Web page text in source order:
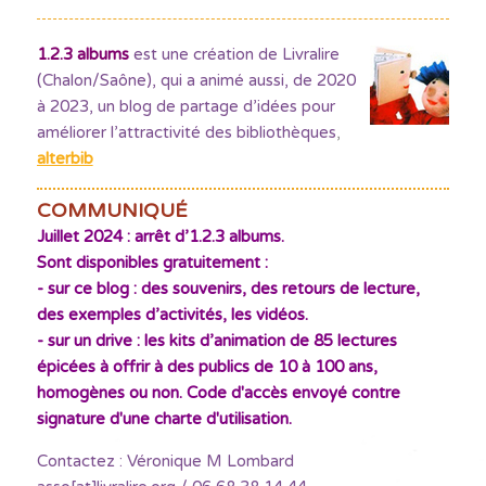
1.2.3 albumsest une création de Livralire
(Chalon/Saône), qui a animé aussi, de 2020
à 2023, un blog de partage d’idées pour
améliorer l’attractivité des bibliothèques,
alterbib
COMMUNIQUÉ
Juillet 2024 : arrêt d’1.2.3 albums.
Sont disponibles gratuitement :
- sur ce blog : des souvenirs, des retours de lecture,
des exemples d’activités, les vidéos.
- sur un drive : les kits d’animation de 85 lectures
épicées à offrir à des publics de 10 à 100 ans,
homogènes ou non. Code d'accès envoyé contre
signature d'une charte d'utilisation.
Contactez : Véronique M Lombard